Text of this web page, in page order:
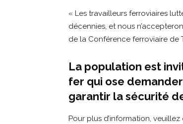
« Les travailleurs ferroviaires
décennies, et nous
de la Conférence ferroviaire de
La population est
fer qui ose
garantir la sécurité
Pour plus d’information,